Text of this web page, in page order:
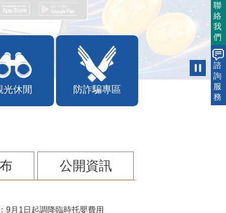
光休閒 防詐騙專區
公開資訊
9月1日起調降臨時托嬰費用
聯
絡
我
們
諮
詢
服
務